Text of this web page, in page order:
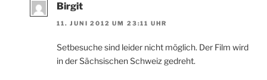
Birgit
11. JUNI 2012 UM 23:11 UHR
Setbesuche sind leider nicht möglich. Der Film wird
in der Sächsischen Schweiz gedreht.